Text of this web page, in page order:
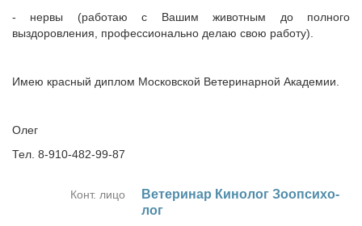
- нервы (работаю с Вашим животным до полного
выздоровления, профессионально делаю свою работу).
Имею красный диплом Московской Ветеринарной Академии.
Олег
Тел. 8-910-482-99-87
Конт. лицо
Ве­те­ри­нар Ки­но­лог Зоо­пси­хо­
лог